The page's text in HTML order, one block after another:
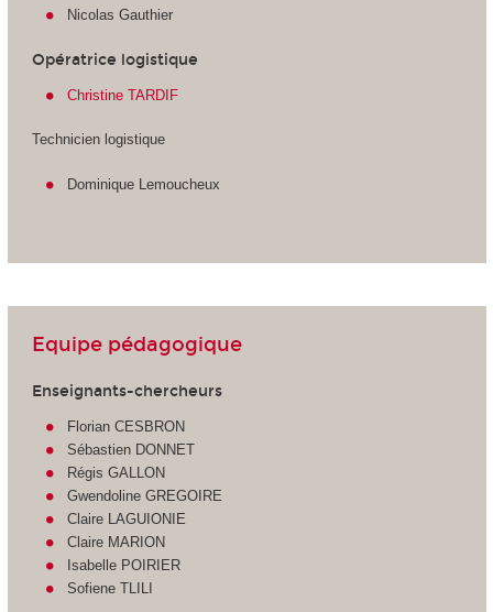
Nicolas Gauthier
Opératrice logistique
Christine TARDIF
Technicien logistique
Dominique Lemoucheux
Equipe pédagogique
Enseignants-chercheurs
Florian CESBRON
Sébastien DONNET
Régis GALLON
Gwendoline GREGOIRE
Claire LAGUIONIE
Claire MARION
Isabelle POIRIER
Sofiene TLILI